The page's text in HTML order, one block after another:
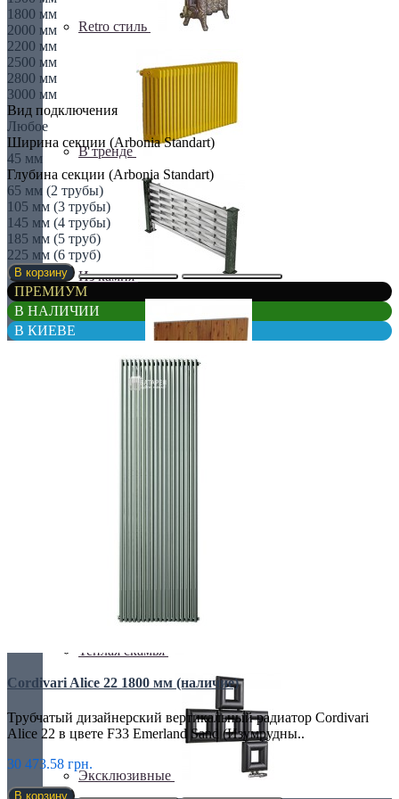
Retro стиль
В тренде
Из камня
Теплая скамья
Эксклюзивные
1800 мм
2000 мм
2200 мм
2500 мм
2800 мм
3000 мм
Вид подключения
Любое
Ширина секции (Arbonia Standart)
45 мм
Глубина секции (Arbonia Standart)
65 мм (2 трубы)
105 мм (3 трубы)
145 мм (4 трубы)
185 мм (5 труб)
225 мм (6 труб)
В корзину
ПРЕМИУМ
В НАЛИЧИИ
В КИЕВЕ
Cordivari Alice 22 1800 мм (наличие)
Трубчатый дизайнерский вертикальный радиатор Cordivari
Alice 22 в цвете F33 Emerland Sand (Изумрудны..
30 473.58 грн.
В корзину